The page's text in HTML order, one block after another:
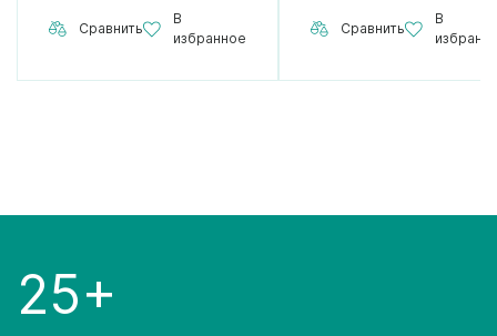
Сравнить
В
избранное
Сравнить
В
25+